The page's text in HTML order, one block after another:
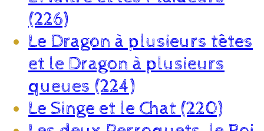
(226)
Le Dragon à plusieurs têtes
et le Dragon à plusieurs
queues (224)
Le Singe et le Chat (220)